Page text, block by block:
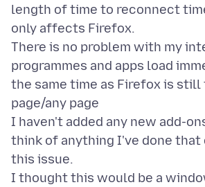
length of time to reconnect
only affects Firefox.
There is no problem with my
programmes and apps load
the same time as Firefox is still
page/any page
I haven't added any new add-
think of anything I've done that
this issue.
I thought this would be a